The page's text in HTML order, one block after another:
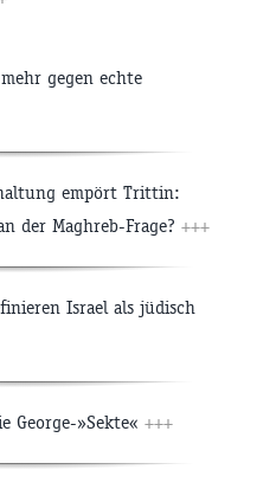
gegen echte
empört Trittin:
der Maghreb-Frage? +++
Israel als jüdisch
George-»Sekte« +++